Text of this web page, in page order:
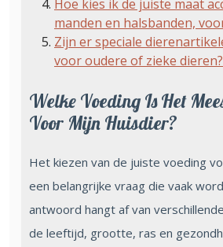
Hoe kies ik de juiste maat
manden en halsbanden,
Zijn er speciale
voor oudere of zieke dieren?
Welke Voeding Is Het
Voor Mijn Huisdier?
Het kiezen van de juiste voeding
een belangrijke vraag die vaak
antwoord hangt af van
de leeftijd, grootte, ras en